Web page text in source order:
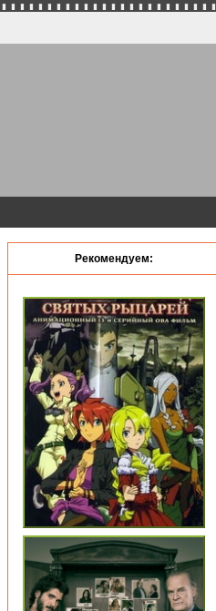
Рекомендуем: